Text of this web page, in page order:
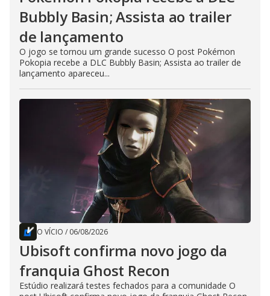
Bubbly Basin; Assista ao trailer
de lançamento
O jogo se tornou um grande sucesso O post Pokémon
Pokopia recebe a DLC Bubbly Basin; Assista ao trailer de
lançamento apareceu...
O VÍCIO / 06/08/2026
Ubisoft confirma novo jogo da
franquia Ghost Recon
Estúdio realizará testes fechados para a comunidade O